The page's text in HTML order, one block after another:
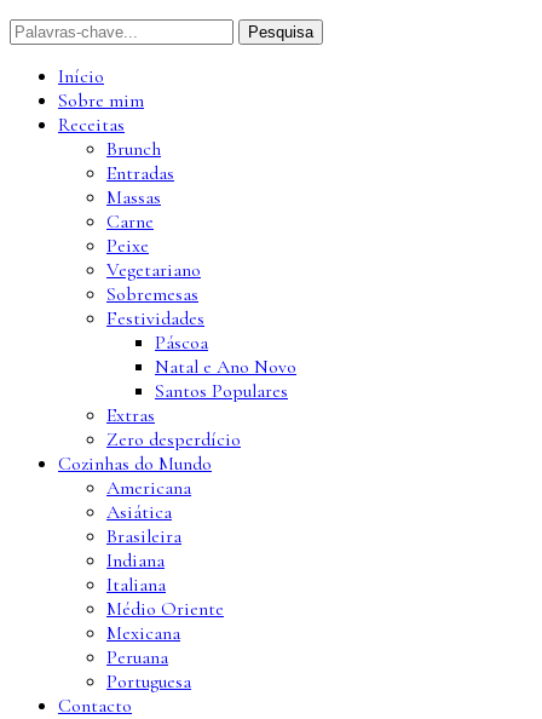
Início
Sobre mim
Receitas
Brunch
Entradas
Massas
Carne
Peixe
Vegetariano
Sobremesas
Festividades
Páscoa
Natal e Ano Novo
Santos Populares
Extras
Zero desperdício
Cozinhas do Mundo
Americana
Asiática
Brasileira
Indiana
Italiana
Médio Oriente
Mexicana
Peruana
Portuguesa
Contacto